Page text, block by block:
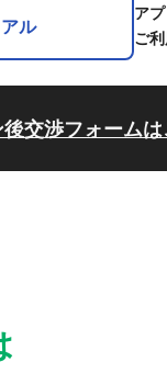
ル
ア
ご
交渉フォーム